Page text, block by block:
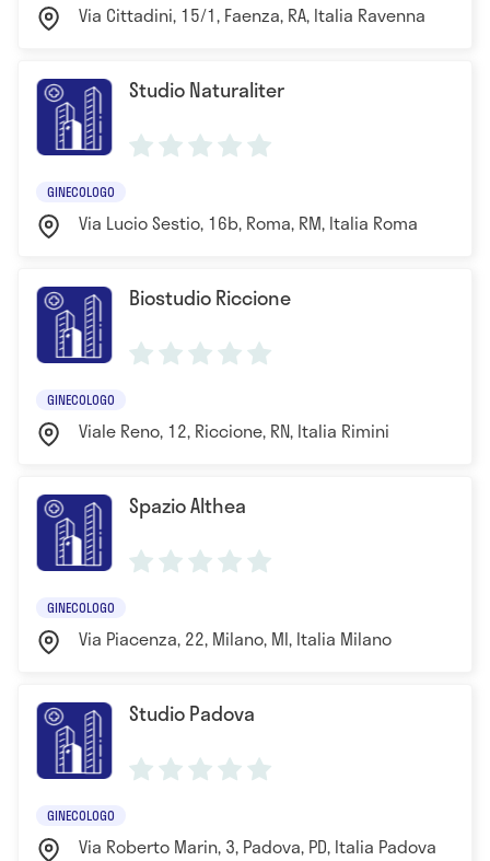
Via Cittadini, 15/1, Faenza, RA, Italia Ravenna
Studio Naturaliter
GINECOLOGO
Via Lucio Sestio, 16b, Roma, RM, Italia Roma
Biostudio Riccione
GINECOLOGO
Viale Reno, 12, Riccione, RN, Italia Rimini
Spazio Althea
GINECOLOGO
Via Piacenza, 22, Milano, MI, Italia Milano
Studio Padova
GINECOLOGO
Via Roberto Marin, 3, Padova, PD, Italia Padova